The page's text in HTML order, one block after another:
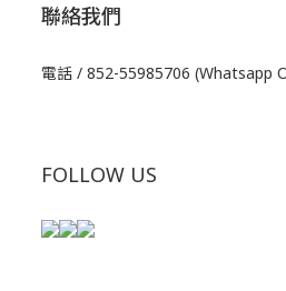
聯絡我們
電話 / 852-55985706 (Whatsapp
FOLLOW US